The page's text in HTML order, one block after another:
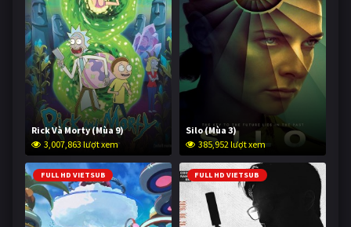
Rick Và Morty (Mùa 9)
3,007,863 lượt xem
Silo (Mùa 3)
385,952 lượt xem
FULL HD VIETSUB FULL HD VIETSUB